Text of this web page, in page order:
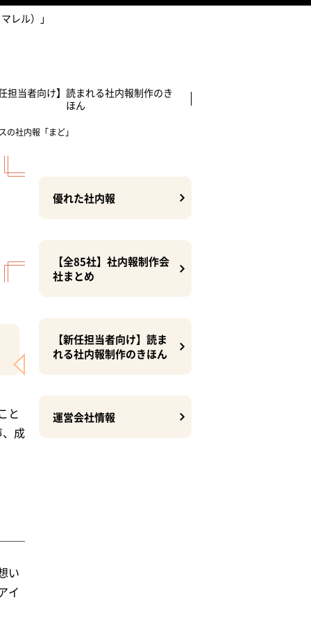
レル）」
任担当者向け】読まれる社内報制作のき
ほん
の社内報「まど」
と
成
い
イ
優れた社内報
【全85社】社内報制作会
社まとめ
【新任担当者向け】読ま
れる社内報制作のきほん
運営会社情報